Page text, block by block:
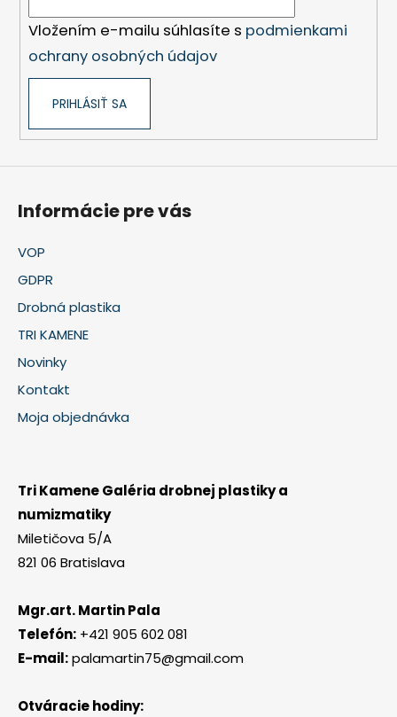
Vložením e-mailu súhlasíte s podmienkami
ochrany osobných údajov
PRIHLÁSIŤ SA
Informácie pre vás
VOP
GDPR
Drobná plastika
TRI KAMENE
Novinky
Kontakt
Moja objednávka
Tri Kamene Galéria drobnej plastiky a
numizmatiky
Miletičova 5/A
821 06 Bratislava
Mgr.art. Martin Pala
Telefón: +421 905 602 081
E-mail:palamartin75@gmail.com
Otváracie hodiny: